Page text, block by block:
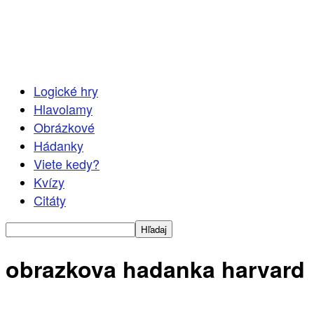
Logické hry
Hlavolamy
Obrázkové
Hádanky
Viete kedy?
Kvízy
Citáty
obrazkova hadanka harvard